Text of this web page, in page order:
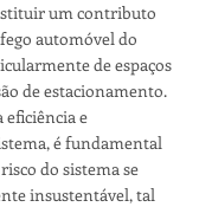
um contributo
automóvel do
de espaços
de estacionamento.
eficiência e
é fundamental
do sistema se
insustentável, tal